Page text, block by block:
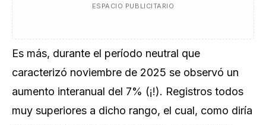
ESPACIO PUBLICITARIO
Es más, durante el período neutral que
caracterizó noviembre de 2025 se observó un
aumento interanual del 7% (¡!). Registros todos
muy superiores a dicho rango, el cual, como diría